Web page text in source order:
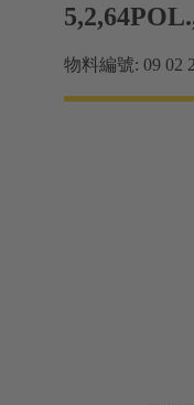
物料編號: 09 02